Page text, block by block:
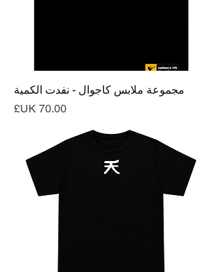
مجموعة ملابس كاجوال - نفدت الكمية
السعر